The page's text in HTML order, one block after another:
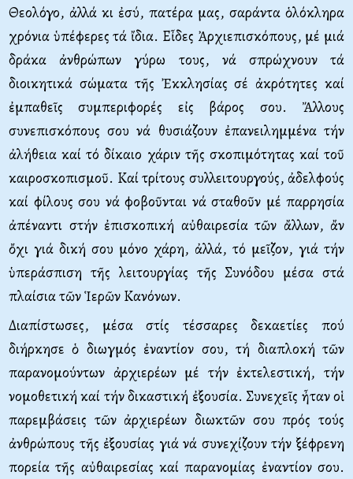
Θεολόγο, ἀλλά κι ἐσύ, πατέρα μας, σαράντα ὁλόκληρα
χρόνια ὑπέφερες τά ἴδια. Εἶδες Ἀρχιεπισκόπους, μέ μιά
δράκα ἀνθρώπων γύρω τους, νά σπρώχνουν τά
διοικητικά σώματα τῆς Ἐκκλησίας σέ ἀκρότητες καί
ἐμπαθεῖς συμπεριφορές εἰς βάρος σου. Ἄλλους
συνεπισκόπους σου νά θυσιάζουν ἐπανειλημμένα τήν
ἀλήθεια καί τό δίκαιο χάριν τῆς σκοπιμότητας καί τοῦ
καιροσκοπισμοῦ. Καί τρίτους συλλειτουργούς, ἀδελφούς
καί φίλους σου νά φοβοῦνται νά σταθοῦν μέ παρρησία
ἀπέναντι στήν ἐπισκοπική αὐθαιρεσία τῶν ἄλλων, ἄν
ὄχι γιά δική σου μόνο χάρη, ἀλλά, τό μεῖζον, γιά τήν
ὑπεράσπιση τῆς λειτουργίας τῆς Συνόδου μέσα στά
πλαίσια τῶν Ἱερῶν Κανόνων.
Διαπίστωσες, μέσα στίς τέσσαρες δεκαετίες πού
διήρκησε ὁ διωγμός ἐναντίον σου, τή διαπλοκή τῶν
παρανομούντων ἀρχιερέων μέ τήν ἐκτελεστική, τήν
νομοθετική καί τήν δικαστική ἐξουσία. Συνεχεῖς ἦταν οἱ
παρεμβάσεις τῶν ἀρχιερέων διωκτῶν σου πρός τούς
ἀνθρώπους τῆς ἐξουσίας γιά νά συνεχίζουν τήν ξέφρενη
πορεία τῆς αὐθαιρεσίας καί παρανομίας ἐναντίον σου.